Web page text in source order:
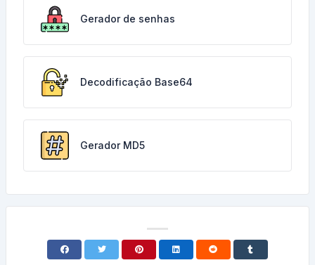
Gerador de senhas
Decodificação Base64
Gerador MD5